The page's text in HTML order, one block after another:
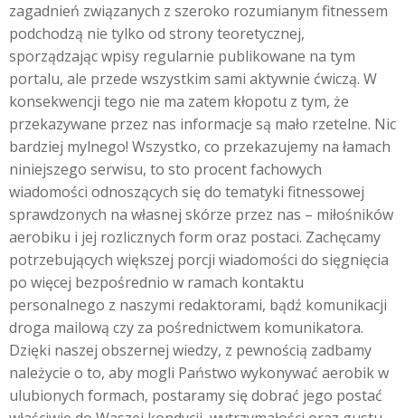
zagadnień związanych z szeroko rozumianym fitnessem
podchodzą nie tylko od strony teoretycznej,
sporządzając wpisy regularnie publikowane na tym
portalu, ale przede wszystkim sami aktywnie ćwiczą. W
konsekwencji tego nie ma zatem kłopotu z tym, że
przekazywane przez nas informacje są mało rzetelne. Nic
bardziej mylnego! Wszystko, co przekazujemy na łamach
niniejszego serwisu, to sto procent fachowych
wiadomości odnoszących się do tematyki fitnessowej
sprawdzonych na własnej skórze przez nas – miłośników
aerobiku i jej rozlicznych form oraz postaci. Zachęcamy
potrzebujących większej porcji wiadomości do sięgnięcia
po więcej bezpośrednio w ramach kontaktu
personalnego z naszymi redaktorami, bądź komunikacji
droga mailową czy za pośrednictwem komunikatora.
Dzięki naszej obszernej wiedzy, z pewnością zadbamy
należycie o to, aby mogli Państwo wykonywać aerobik w
ulubionych formach, postaramy się dobrać jego postać